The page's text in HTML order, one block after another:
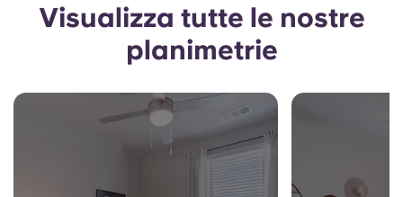
Visualizza tutte le nostre
planimetrie